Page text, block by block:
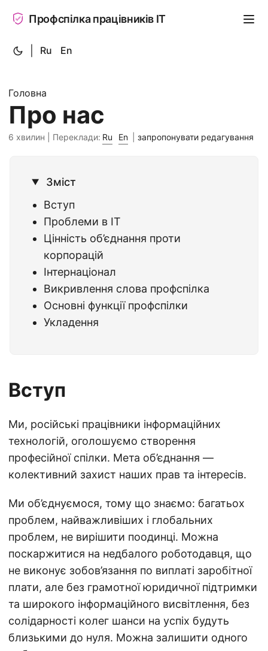
Профспілка працівників ІТ
Ru En
Головна
Про нас
6 хвилин | Переклади: Ru En запропонувати редагування
Зміст
Вступ
Проблеми в ІТ
Цінність об’єднання проти
корпорацій
Інтернаціонал
Викривлення слова профспілка
Основні функції профспілки
Укладення
Вступ
Ми, російські працівники інформаційних
технологій, оголошуємо створення
професійної спілки. Мета об’єднання —
колективний захист наших прав та інтересів.
Ми об’єднуємося, тому що знаємо: багатьох
проблем, найважливіших і глобальних
проблем, не вирішити поодинці. Можна
поскаржитися на недбалого роботодавця, що
не виконує зобов’язання по виплаті заробітної
плати, але без грамотної юридичної підтримки
та широкого інформаційного висвітлення, без
солідарності колег шанси на успіх будуть
близькими до нуля. Можна залишити одного